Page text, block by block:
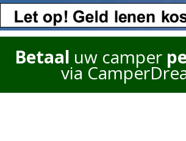
Betaal uw camper
via